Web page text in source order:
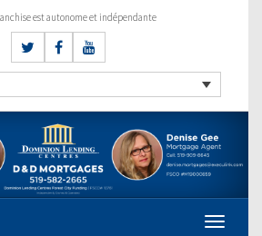
est autonome et indépendante